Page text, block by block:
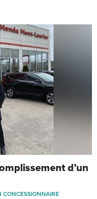
d’un
CONCESSIONNAIRE